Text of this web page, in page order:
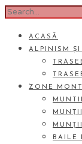
ACASĂ
ALPINISM ȘI
ZONE
BAILE